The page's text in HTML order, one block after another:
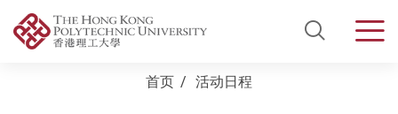
Open
首页 活动日程